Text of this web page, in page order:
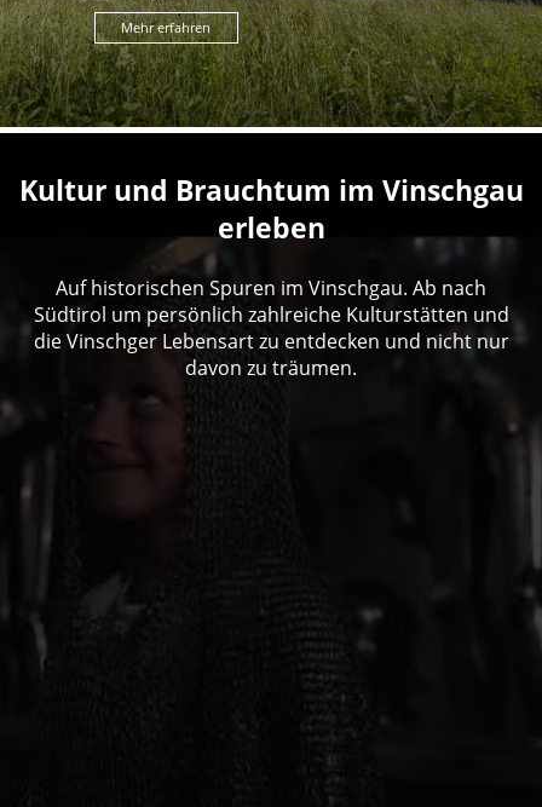
Mehr erfahren
Kultur und Brauchtum im Vinschgau
erleben
Auf historischen Spuren im Vinschgau. Ab nach
Südtirol um persönlich zahlreiche Kulturstätten und
die Vinschger Lebensart zu entdecken und nicht nur
davon zu träumen.